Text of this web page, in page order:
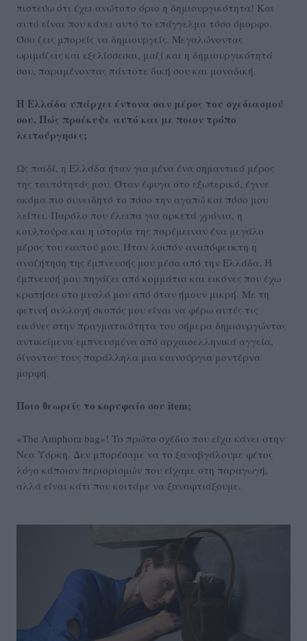
πιστεύω ότι έχει ανώτατο όριο η δημιουργικότητα! Και
αυτό είναι που κάνει αυτό το επάγγελμα τόσο όμορφο.
Όσο ζεις μπορείς να δημιουργείς. Μεγαλώνοντας
ωριμάζεις και εξελίσσεσαι, μαζί και η δημιουργικότητά
σου, παραμένοντας πάντοτε δική σου και μοναδική.
Η Ελλάδα υπάρχει έντονα σαν μέρος του σχεδιασμού
σου. Πώς προέκυψε αυτό και με ποιον τρόπο
λειτούργησες;
Ως παιδί, η Ελλάδα ήταν για μένα ένα σημαντικό μέρος
της ταυτότητάς μου. Όταν έφυγα στο εξωτερικό, έγινε
ακόμα πιο συνειδητό το πόσο την αγαπώ και πόσο μου
λείπει. Παρόλο που έλειπα για αρκετά χρόνια, η
κουλτούρα και η ιστορία της παρέμειναν ένα μεγάλο
μέρος του εαυτού μου. Ήταν λοιπόν αναπόφευκτη η
αναζήτηση της έμπνευσής μου μέσα από την Ελλάδα. Η
έμπνευσή μου πηγάζει από κομμάτια και εικόνες που έχω
κρατήσει στο μυαλό μου από όταν ήμουν μικρή. Με τη
φετινή συλλογή σκοπός μου είναι να φέρω αυτές τις
εικόνες στην πραγματικότητα του σήμερα δημιουργώντας
αντικείμενα εμπνευσμένα από αρχαιοελληνικά αγγεία,
δίνοντας τους παράλληλα μια καινούργια μοντέρνα
μορφή.
Ποιο θεωρείς το κορυφαίο σου item;
«The Amphora bag»! Το πρώτο σχέδιο που είχα κάνει στην
Νεα Υόρκη. Δεν μπορέσαμε να το ξαναβγάλουμε φέτος
λόγο κάποιον περιορισμών που είχαμε στη παραγωγή,
αλλά είναι κάτι που κοιτάμε να ξαναφτιάξουμε.